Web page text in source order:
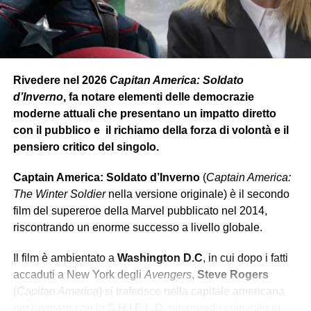
Rivedere nel 2026 Capitan America: Soldato
d’Inverno, fa notare elementi delle democrazie
moderne attuali che presentano un impatto diretto
con il pubblico e il richiamo della forza di volontà e il
pensiero critico del singolo.
Captain America: Soldato d’Inverno(Captain America:
The Winter Soldiernella versione originale) è il secondo
film del supereroe della Marvel pubblicato nel 2014,
riscontrando un enorme successo a livello globale.
Il film è ambientato a Washington D.C, in cui dopo i fatti
accaduti a New York degli Avengers, Steve Rogers
(Capitan America) si traferisce nella capitale americana